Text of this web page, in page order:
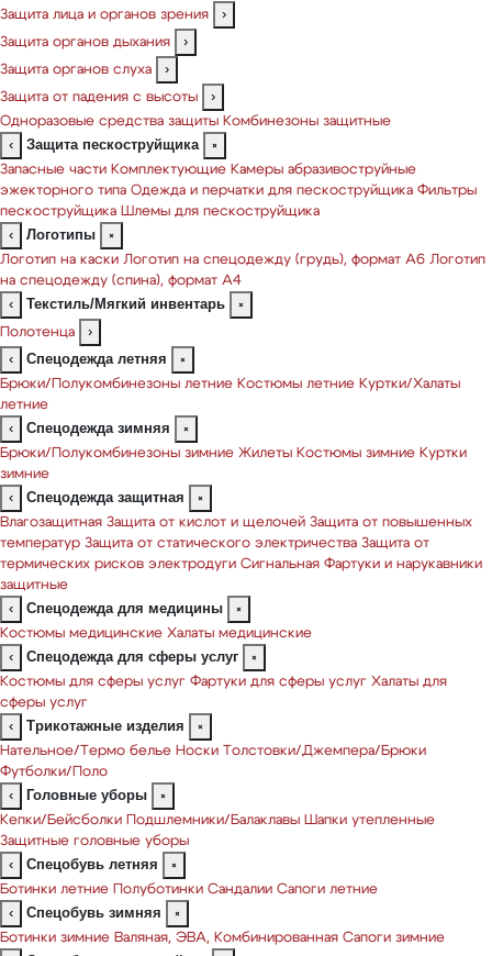
Защита лица и органов зрения
›
Защита органов дыхания
›
Защита органов слуха
›
Защита от падения с высоты
›
Одноразовые средства защиты Комбинезоны защитные
‹
Защита пескоструйщика
×
Запасные части Комплектующие Камеры абразивоструйные
эжекторного типа Одежда и перчатки для пескоструйщика Фильтры
пескоструйщика Шлемы для пескоструйщика
‹
Логотипы
×
Логотип на каски Логотип на спецодежду (грудь), формат А6 Логотип
на спецодежду (спина), формат А4
‹
Текстиль/Мягкий инвентарь
×
Полотенца
›
‹
Спецодежда летняя
×
Брюки/Полукомбинезоны летние Костюмы летние Куртки/Халаты
летние
‹
Спецодежда зимняя
×
Брюки/Полукомбинезоны зимние Жилеты Костюмы зимние Куртки
зимние
‹
Спецодежда защитная
×
Влагозащитная Защита от кислот и щелочей Защита от повышенных
температур Защита от статического электричества Защита от
термических рисков электродуги Сигнальная Фартуки и нарукавники
защитные
‹
Спецодежда для медицины
×
Костюмы медицинские Халаты медицинские
‹
Спецодежда для сферы услуг
×
Костюмы для сферы услуг Фартуки для сферы услуг Халаты для
сферы услуг
‹
Трикотажные изделия
×
Нательное/Термо белье Носки
Толстовки/Джемпера/Брюки
Футболки/Поло
‹
Головные уборы
×
Кепки/Бейсболки
Подшлемники/Балаклавы Шапки утепленные
Защитные головные уборы
‹
Спецобувь летняя
×
Ботинки летние
Полуботинки Сандалии Сапоги летние
‹
Спецобувь зимняя
×
Ботинки зимние Валяная, ЭВА, Комбинированная Сапоги зимние